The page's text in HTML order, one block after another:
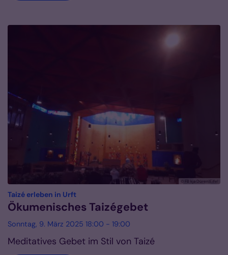
© FB kja Düren|Eifel
Taizé erleben in Urft:
Ökumenisches Taizégebet
Sonntag, 9. März 2025 18:00 - 19:00
Meditatives Gebet im Stil von Taizé